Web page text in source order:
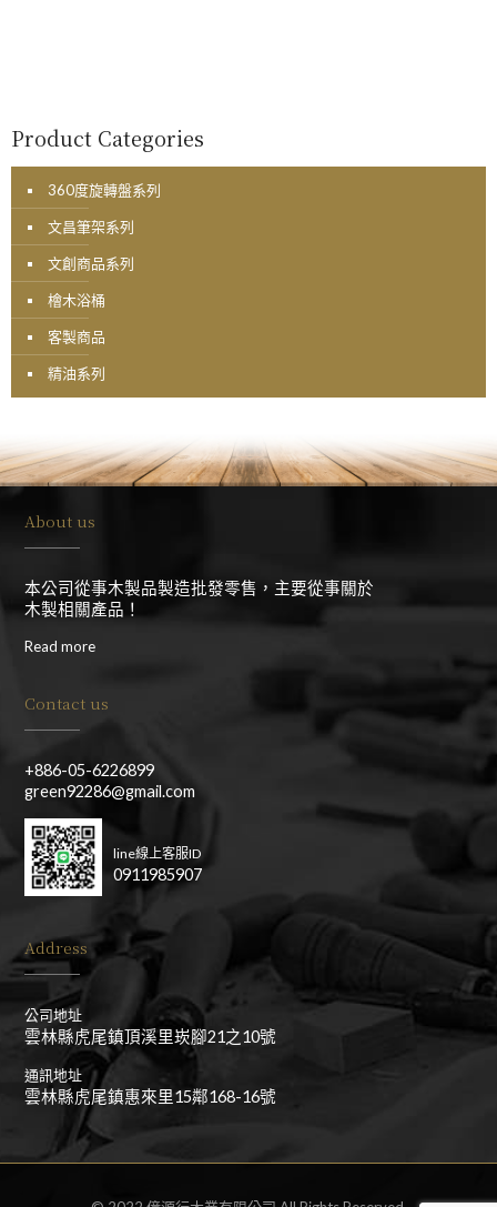
Product Categories
360度旋轉盤系列
文昌筆架系列
文創商品系列
檜木浴桶
客製商品
精油系列
About us
本公司從事木製品製造批發零售，主要從事關於
木製相關產品！
Read more
Contact us
+886-05-6226899
green92286@gmail.com
line線上客服ID
0911985907
Address
公司地址
雲林縣虎尾鎮頂溪里崁腳21之10號
通訊地址
雲林縣虎尾鎮惠來里15鄰168-16號